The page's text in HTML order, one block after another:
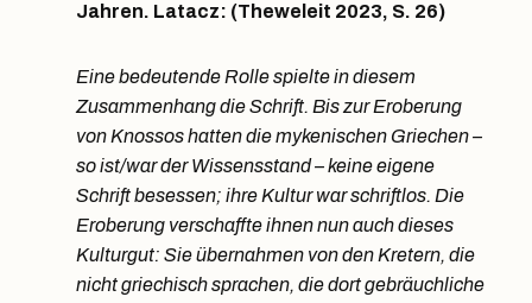
Jahren. Latacz: (Theweleit 2023, S. 26)
Eine bedeutende Rolle spielte in diesem
Zusammenhang die Schrift. Bis zur Eroberung
von Knossos hatten die mykenischen Griechen –
so ist/war der Wissensstand – keine eigene
Schrift besessen; ihre Kultur war schriftlos. Die
Eroberung verschaffte ihnen nun auch dieses
Kulturgut: Sie übernahmen von den Kretern, die
nicht griechisch sprachen, die dort gebräuchliche